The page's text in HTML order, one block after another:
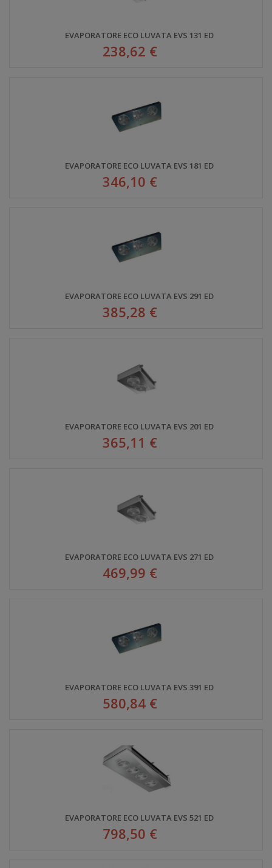
EVAPORATORE ECO LUVATA EVS 131 ED
238,62 €
EVAPORATORE ECO LUVATA EVS 181 ED
346,10 €
EVAPORATORE ECO LUVATA EVS 291 ED
385,28 €
EVAPORATORE ECO LUVATA EVS 201 ED
365,11 €
EVAPORATORE ECO LUVATA EVS 271 ED
469,99 €
EVAPORATORE ECO LUVATA EVS 391 ED
580,84 €
EVAPORATORE ECO LUVATA EVS 521 ED
798,50 €